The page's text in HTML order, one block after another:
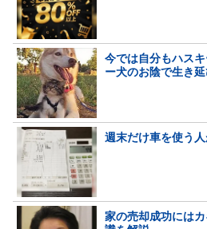
今では自分もハス
ー犬のお陰で生き
週末だけ車を使う
家の売却成功には